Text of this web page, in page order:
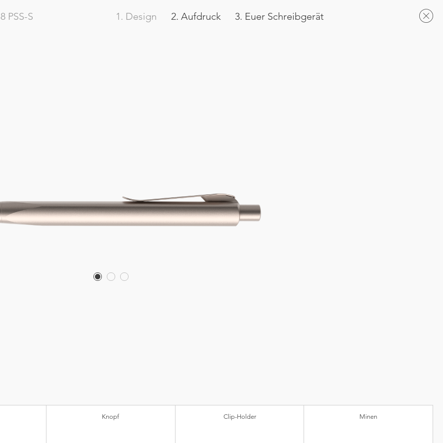
PSS-S 1. Design 2. Aufdruck 3. Euer Schreibgerät
Knopf Clip-Holder Minen
Verchromtes Metall Gel Lead-Free (Kunststoff)